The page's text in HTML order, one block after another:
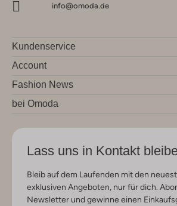
info@omoda.de
Kundenservice
Account
Fashion News
bei Omoda
Lass uns in Kontakt
Bleib auf dem Laufenden mit den
exklusiven Angeboten, nur für dich.
Newsletter und gewinne einen